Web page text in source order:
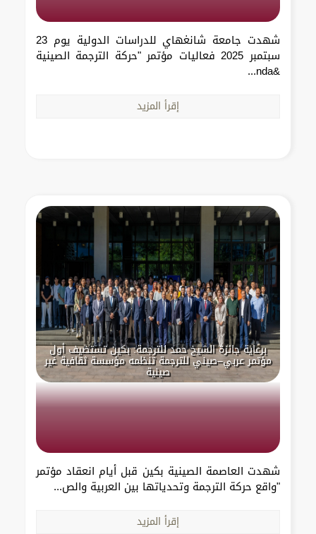
شهدت جامعة شانغهاي للدراسات الدولية يوم 23
سبتمبر 2025 فعاليات مؤتمر "حركة الترجمة الصينية
&nda...
إقرأ المزيد
برعاية جائزة الشيخ حمد للترجمة: بكين تستضيف أول
مؤتمر عربي–صيني للترجمة تنظمه مؤسسة ثقافية غير
صينية
شهدت العاصمة الصينية بكين قبل أيام انعقاد مؤتمر
"واقع حركة الترجمة وتحدياتها بين العربية والص...
إقرأ المزيد